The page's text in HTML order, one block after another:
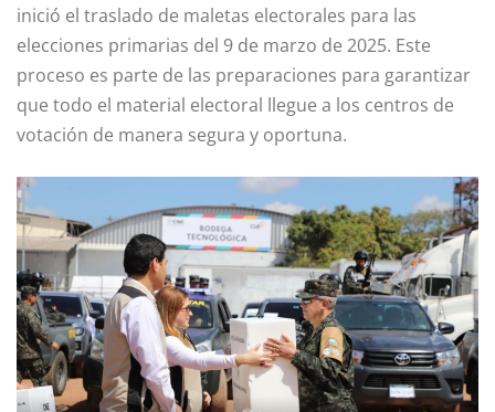
inició el traslado de maletas electorales para las
elecciones primarias del 9 de marzo de 2025. Este
proceso es parte de las preparaciones para garantizar
que todo el material electoral llegue a los centros de
votación de manera segura y oportuna.